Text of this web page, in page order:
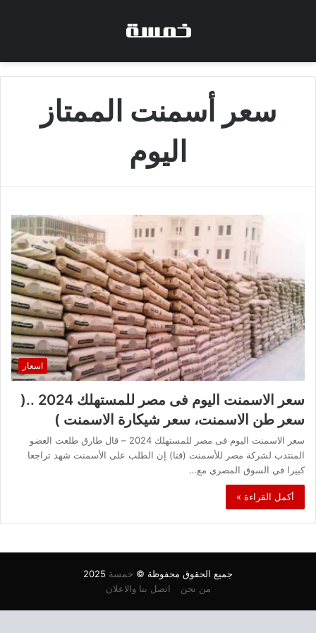
سعر أسمنت الممتاز
اليوم
اسعار
سعر الاسمنت اليوم فى مصر للمستهلك 2024 ..(
سعر طن الاسمنت، سعر شيكارة الاسمنت )
سعر الاسمنت اليوم فى مصر للمستهلك 2024 – قال طارق طلعت العضو
المنتدب لشركة مصر للأسمنت (قنا) إن الطلب على الأسمنت شهد تراجعا
كبيرا في السوق المصري مع…
أكمل القراءة »
جميع الحقوق محفوظة © خمسة
من نحن
اتصل بنا والاعلان